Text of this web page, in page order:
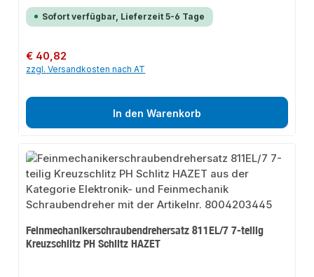
Sofort verfügbar, Lieferzeit 5-6 Tage
Regulärer Preis:
€ 40,82
zzgl. Versandkosten nach AT
In den Warenkorb
Feinmechanikerschraubendrehersatz 811EL/7 7-teilig
Kreuzschlitz PH Schlitz HAZET